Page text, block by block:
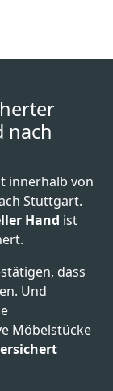
nach
innerhalb von
Stuttgart.
Hand ist
dass
Und
Möbelstücke